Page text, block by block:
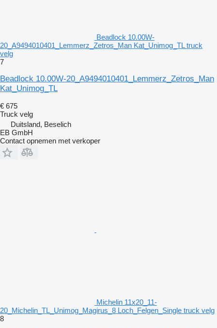
Beadlock 10.00W-
20_A9494010401_Lemmerz_Zetros_Man Kat_Unimog_TL truck
velg
7
Beadlock 10.00W-20_A9494010401_Lemmerz_Zetros_Man
Kat_Unimog_TL
€ 675
Truck velg
Duitsland, Beselich
EB GmbH
Contact opnemen met verkoper
Michelin 11x20_11-
20_Michelin_TL_Unimog_Magirus_8 Loch_Felgen_Single truck velg
8